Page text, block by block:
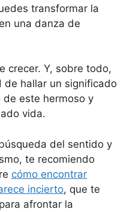
transformar la
una danza de
crecer. Y, sobre todo,
hallar un significado
este hermoso y
vida.
del sentido y
te recomiendo
cómo encontrar
incierto, que te
afrontar la